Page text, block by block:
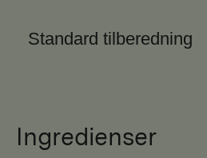
Standard tilberedning
Ingredienser